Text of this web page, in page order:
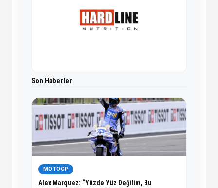
Son Haberler
MOTOGP
Alex Marquez: “Yüzde Yüz Değilim, Bu